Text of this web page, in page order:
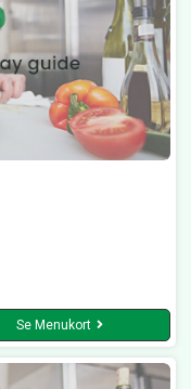
Se Menukort